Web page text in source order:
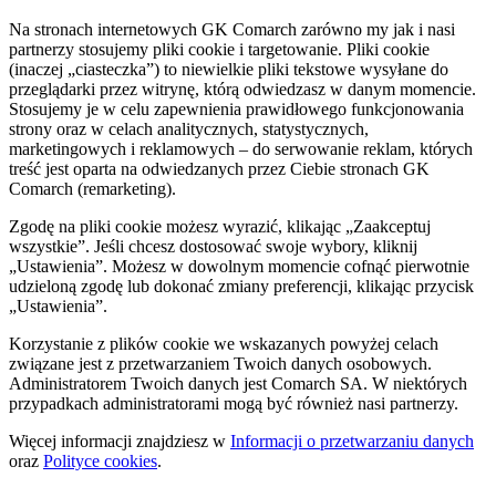
Na stronach internetowych GK Comarch zarówno my jak i nasi
partnerzy stosujemy pliki cookie i targetowanie. Pliki cookie
(inaczej „ciasteczka”) to niewielkie pliki tekstowe wysyłane do
przeglądarki przez witrynę, którą odwiedzasz w danym momencie.
Stosujemy je w celu zapewnienia prawidłowego funkcjonowania
strony oraz w celach analitycznych, statystycznych,
marketingowych i reklamowych – do serwowanie reklam, których
treść jest oparta na odwiedzanych przez Ciebie stronach GK
Comarch (remarketing).
Zgodę na pliki cookie możesz wyrazić, klikając „Zaakceptuj
wszystkie”. Jeśli chcesz dostosować swoje wybory, kliknij
„Ustawienia”. Możesz w dowolnym momencie cofnąć pierwotnie
udzieloną zgodę lub dokonać zmiany preferencji, klikając przycisk
„Ustawienia”.
Korzystanie z plików cookie we wskazanych powyżej celach
związane jest z przetwarzaniem Twoich danych osobowych.
Administratorem Twoich danych jest Comarch SA. W niektórych
przypadkach administratorami mogą być również nasi partnerzy.
Więcej informacji znajdziesz w Informacji o przetwarzaniu danych
oraz Polityce cookies.